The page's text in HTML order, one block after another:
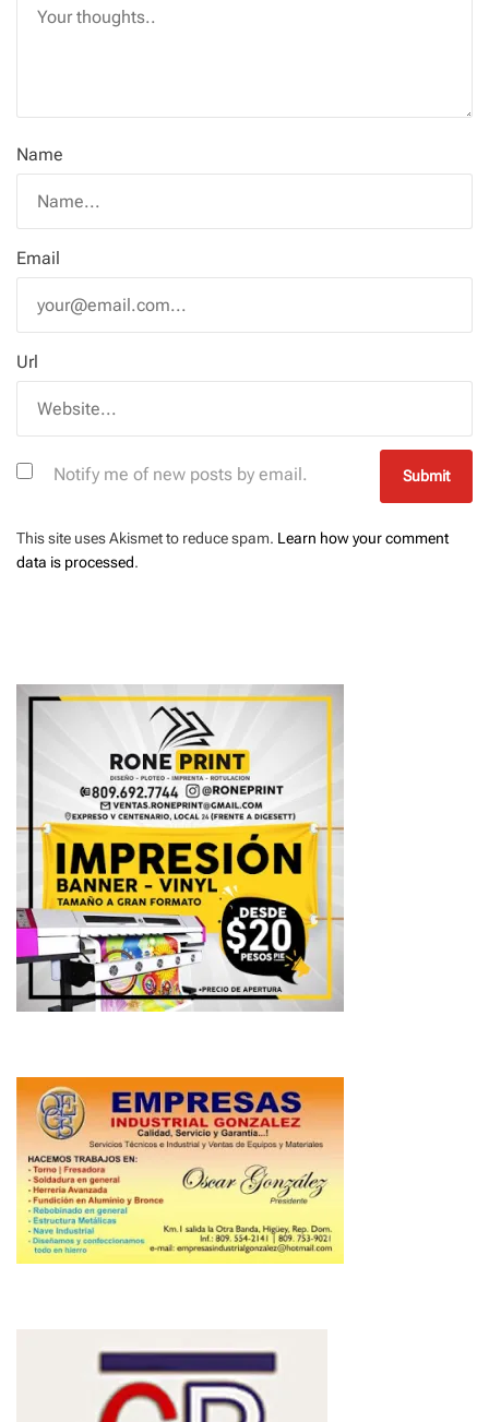
Name
Email
Url
Notify me of new posts by email.
This site uses Akismet to reduce spam. Learn how your comment
data is processed.